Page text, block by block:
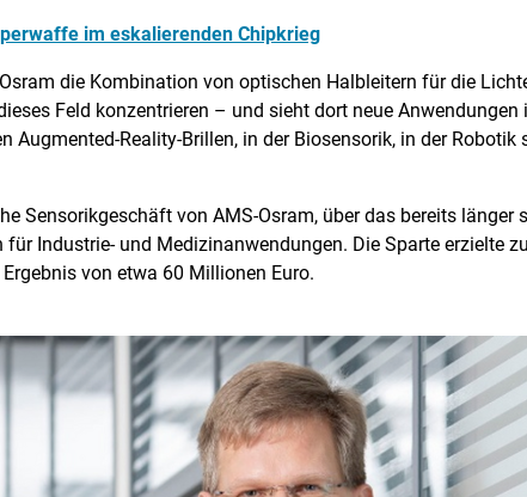
im eskalierenden Chipkrieg
die Kombination von optischen Halbleitern für die
Feld konzentrieren – und sieht dort neue
Augmented-Reality-Brillen, in der Biosensorik, in der
Sensorikgeschäft von AMS-Osram, über das bereits länger
für Industrie- und Medizinanwendungen. Die Sparte erzielte
von etwa 60 Millionen Euro.